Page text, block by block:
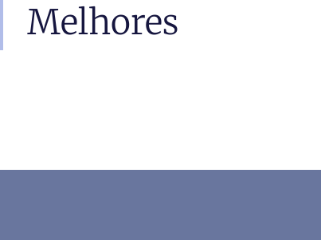
Melhores